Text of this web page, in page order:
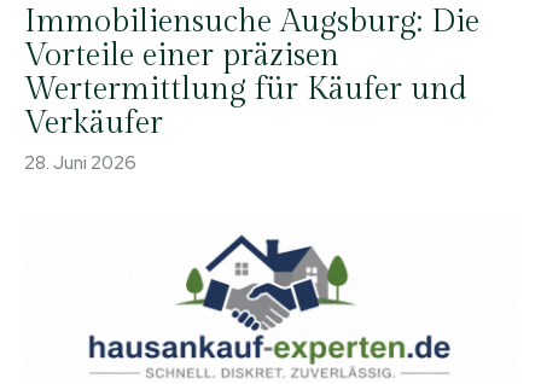
Immobiliensuche Augsburg: Die
Vorteile einer präzisen
Wertermittlung für Käufer und
Verkäufer
28. Juni 2026